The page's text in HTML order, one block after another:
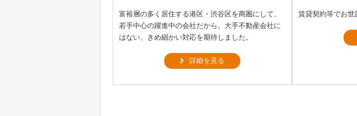
富裕層の多く居住する港区・渋谷区を商圏にして、
若手中心の躍進中の会社だから。大手不動産会社に
はない、きめ細かい対応を期待しました。
詳細を見る
賃貸契約等でお世